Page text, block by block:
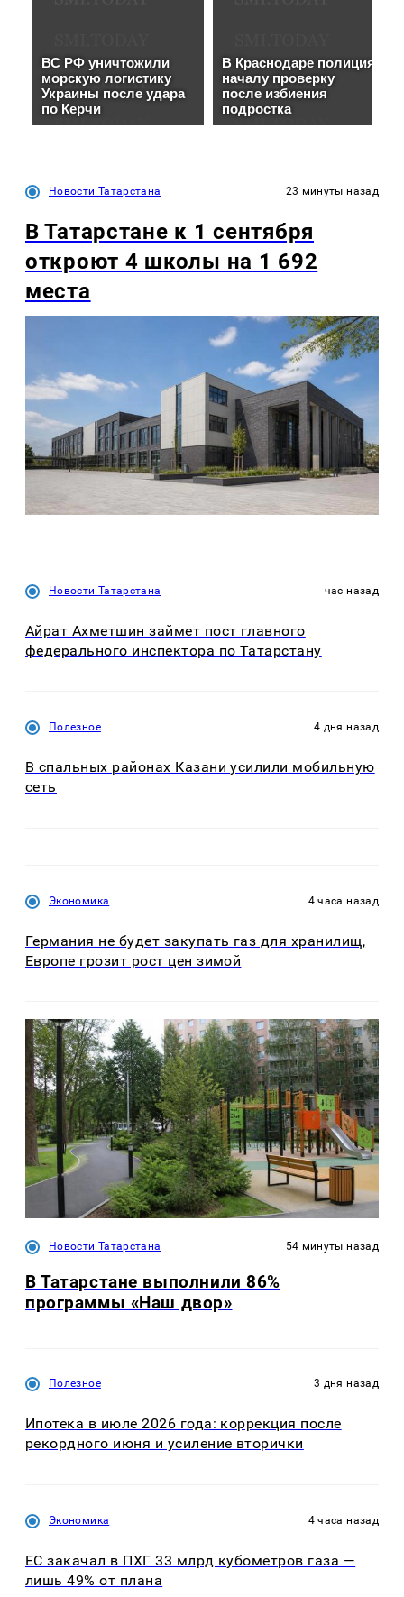
Новости Татарстана 23 минуты назад
В Татарстане к 1 сентября
откроют 4 школы на 1 692
места
Новости Татарстана час назад
Айрат Ахметшин займет пост главного
федерального инспектора по Татарстану
Полезное 4 дня назад
В спальных районах Казани усилили мобильную
сеть
Экономика 4 часа назад
Германия не будет закупать газ для хранилищ,
Европе грозит рост цен зимой
Новости Татарстана 54 минуты назад
В Татарстане выполнили 86%
программы «Наш двор»
Полезное 3 дня назад
Ипотека в июле 2026 года: коррекция после
рекордного июня и усиление вторички
Экономика 4 часа назад
ЕС закачал в ПХГ 33 млрд кубометров газа —
лишь 49% от плана